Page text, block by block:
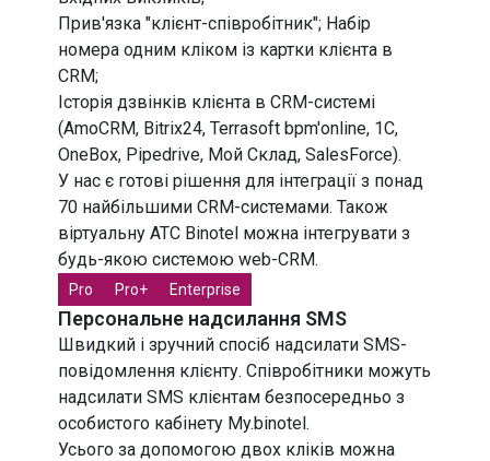
Прив'язка "клієнт-співробітник"; Набір
номера одним кліком із картки клієнта в
CRM;
Історія дзвінків клієнта в CRM-системі
(AmoCRM, Bitrix24, Terrasoft bpm'online, 1C,
OneBox, Pipedrive, Мой Склад, SalesForce).
У нас є готові рішення для інтеграції з понад
70 найбільшими CRM-системами. Також
віртуальну АТС Binotel можна інтегрувати з
будь-якою системою web-CRM.
Персональне надсилання SMS
Pro Pro+ Enterprise
Швидкий і зручний спосіб надсилати SMS-
повідомлення клієнту. Співробітники можуть
надсилати SMS клієнтам безпосередньо з
особистого кабінету My.binotel.
Усього за допомогою двох кліків можна